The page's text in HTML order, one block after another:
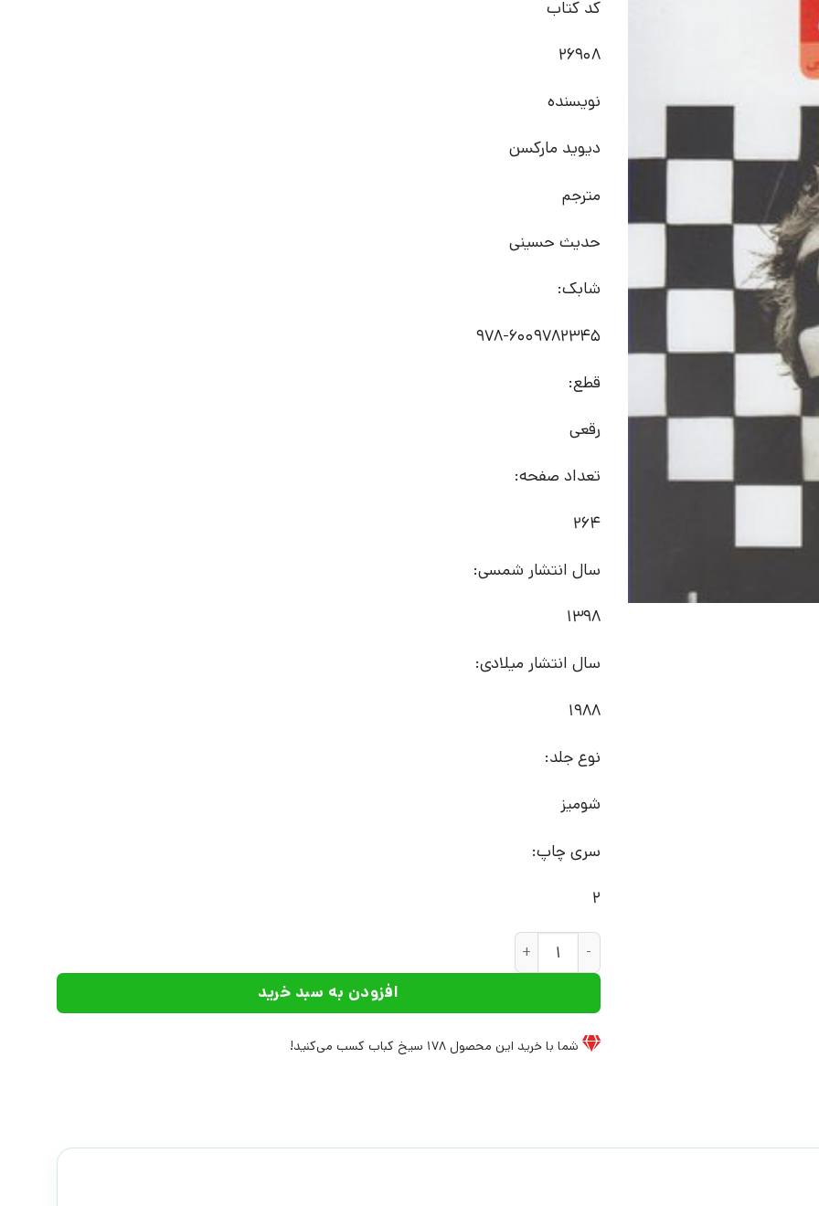
کد کتاب
26908
نویسنده
دیوید مارکسن
مترجم
حدیث حسینی
شابک:
978-6009782345
قطع:
رقعی
تعداد صفحه:
264
سال انتشار شمسی:
1398
سال انتشار میلادی:
1988
نوع جلد:
شومیز
سری چاپ:
2
کتاب معشوقه ی ویتگنشتاین | انتشارات کتاب سده عدد
افزودن به سبد خرید
شما با خرید این محصول 178 سیخ کباب کسب می‌کنید!